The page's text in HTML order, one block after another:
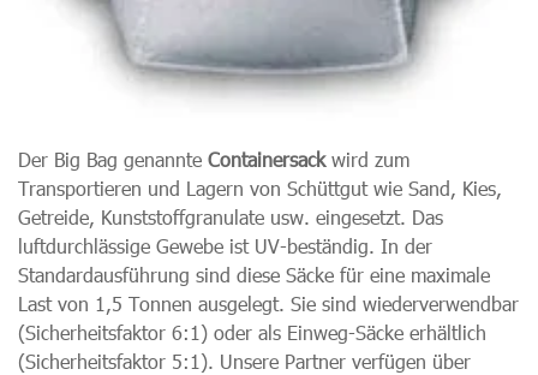
Der Big Bag genannte Containersackwird zum
Transportieren und Lagern von Schüttgut wie Sand, Kies,
Getreide, Kunststoffgranulate usw. eingesetzt. Das
luftdurchlässige Gewebe ist UV-beständig. In der
Standardausführung sind diese Säcke für eine maximale
Last von 1,5 Tonnen ausgelegt. Sie sind wiederverwendbar
(Sicherheitsfaktor 6:1) oder als Einweg-Säcke erhältlich
(Sicherheitsfaktor 5:1). Unsere Partner verfügen über